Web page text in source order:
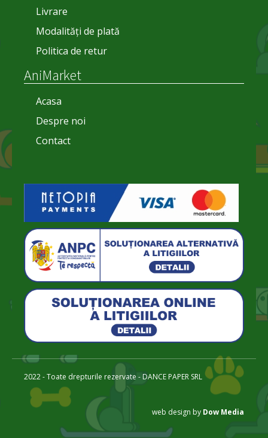
Livrare
Modalități de plată
Politica de retur
AniMarket
Acasa
Despre noi
Contact
2022 - Toate drepturile rezervate - DANCE PAPER SRL
web design by Dow Media